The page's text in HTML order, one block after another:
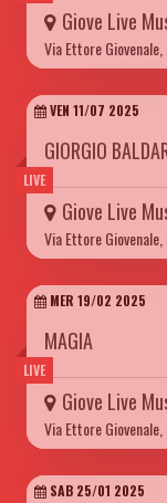
Giove Live
Via Ettore
LIVE
VEN 11/07 2025
GIORGIO
Giove Live
Via Ettore
LIVE
MER 19/02 2025
MAGIA
Giove Live
Via Ettore
SAB 25/01 2025